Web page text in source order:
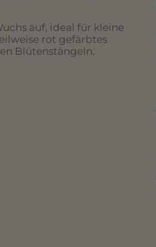
auf, ideal für kleine
rot gefärbtes
Blütenstängeln.